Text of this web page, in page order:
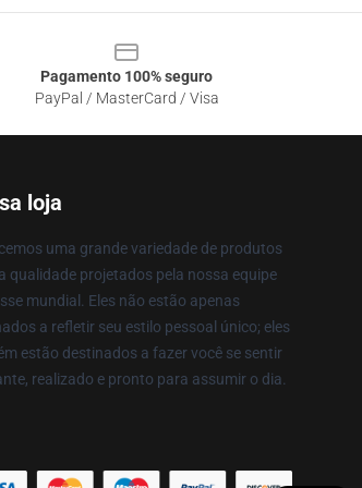
Pagamento 100% seguro
PayPal / MasterCard / Visa
loja
uma grande variedade de produtos
qualidade projetados pela nossa equipe
mundial. Eles não estão apenas
a refletir seu estilo pessoal único; eles
estão destinados a fazer você se sentir
realizado e pronto para assumir o dia.